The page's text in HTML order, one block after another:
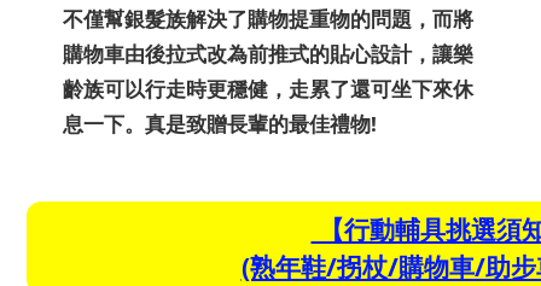
不僅幫銀髮族解決了購物提重物的問題，而將
購物車由後拉式改為前推式的貼心設計，讓樂
齡族可以行走時更穩健，走累了還可坐下來休
息一下。真是致贈長輩的最佳禮物!
【行動輔具挑選須
(熟年鞋/拐杖/購物車/助